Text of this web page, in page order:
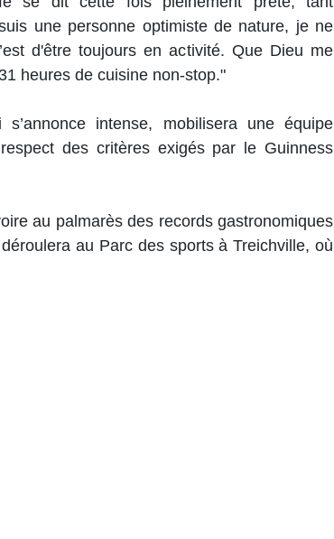
une personne optimiste de nature, je ne
d'être toujours en activité. Que Dieu me
heures de cuisine non-stop."
intense, mobilisera une équipe
des critères exigés par le Guinness
au palmarès des records gastronomiques
au Parc des sports à Treichville, où